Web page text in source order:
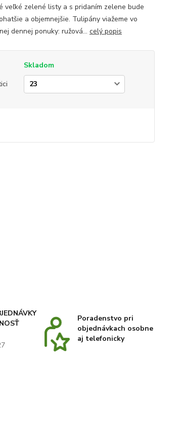
veľké zelené listy a s pridaním zelene bude
a objemnejšie. Tulipány viažeme vo
dennej ponuky: ružová... celý popis
Skladom
Poradenstvo pri
objednávkach osobne
aj telefonicky